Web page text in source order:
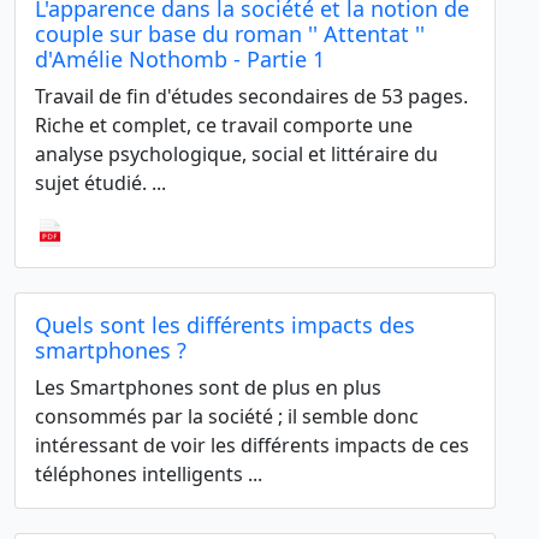
L'apparence dans la société et la notion de
couple sur base du roman '' Attentat ''
d'Amélie Nothomb - Partie 1
Travail de fin d'études secondaires de 53 pages.
Riche et complet, ce travail comporte une
analyse psychologique, social et littéraire du
sujet étudié. ...
Quels sont les différents impacts des
smartphones ?
Les Smartphones sont de plus en plus
consommés par la société ; il semble donc
intéressant de voir les différents impacts de ces
téléphones intelligents ...